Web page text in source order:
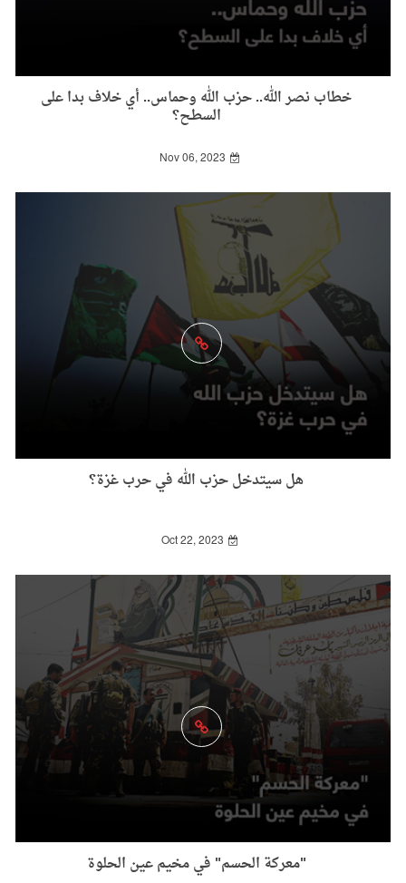
خطاب نصر الله.. حزب الله وحماس.. أي خلاف بدا على
السطح؟
Nov 06, 2023
هل سيتدخل حزب الله في حرب غزة؟
Oct 22, 2023
"معركة الحسم" في مخيم عين الحلوة